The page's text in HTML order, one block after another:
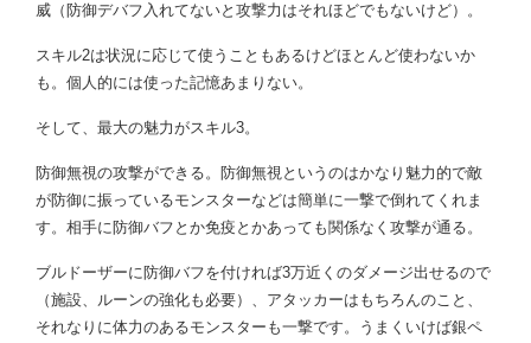
威（防御デバフ入れてないと攻撃力はそれほどでもないけど）。
スキル2は状況に応じて使うこともあるけどほとんど使わないか
も。個人的には使った記憶あまりない。
そして、最大の魅力がスキル3。
防御無視の攻撃ができる。防御無視というのはかなり魅力的で敵
が防御に振っているモンスターなどは簡単に一撃で倒れてくれま
す。相手に防御バフとか免疫とかあっても関係なく攻撃が通る。
ブルドーザーに防御バフを付ければ3万近くのダメージ出せるので
（施設、ルーンの強化も必要）、アタッカーはもちろんのこと、
それなりに体力のあるモンスターも一撃です。うまくいけば銀ペ